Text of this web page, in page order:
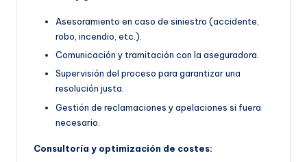
Asesoramiento en caso de siniestro (accidente,
robo, incendio, etc.).
Comunicación y tramitación con la aseguradora.
Supervisión del proceso para garantizar una
resolución justa.
Gestión de reclamaciones y apelaciones si fuera
necesario.
Consultoría y optimización de costes: